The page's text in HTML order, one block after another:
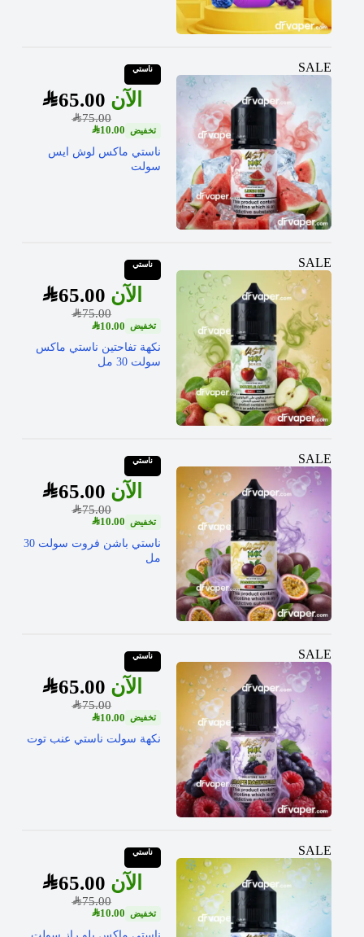
SALE ناستي
SAR75.00
SAR65.00
SAR10.00
ناستي ماكس لوش ايس
سولت
SALE ناستي
SAR75.00
SAR65.00
SAR10.00
نكهة تفاحتين ناستي ماكس
سولت 30 مل
SALE ناستي
SAR75.00
SAR65.00
SAR10.00
ناستي باشن فروت سولت 30
مل
SALE ناستي
SAR75.00
SAR65.00
SAR10.00
نكهة سولت ناستي عنب توت
SALE ناستي
SAR75.00
SAR65.00
SAR10.00